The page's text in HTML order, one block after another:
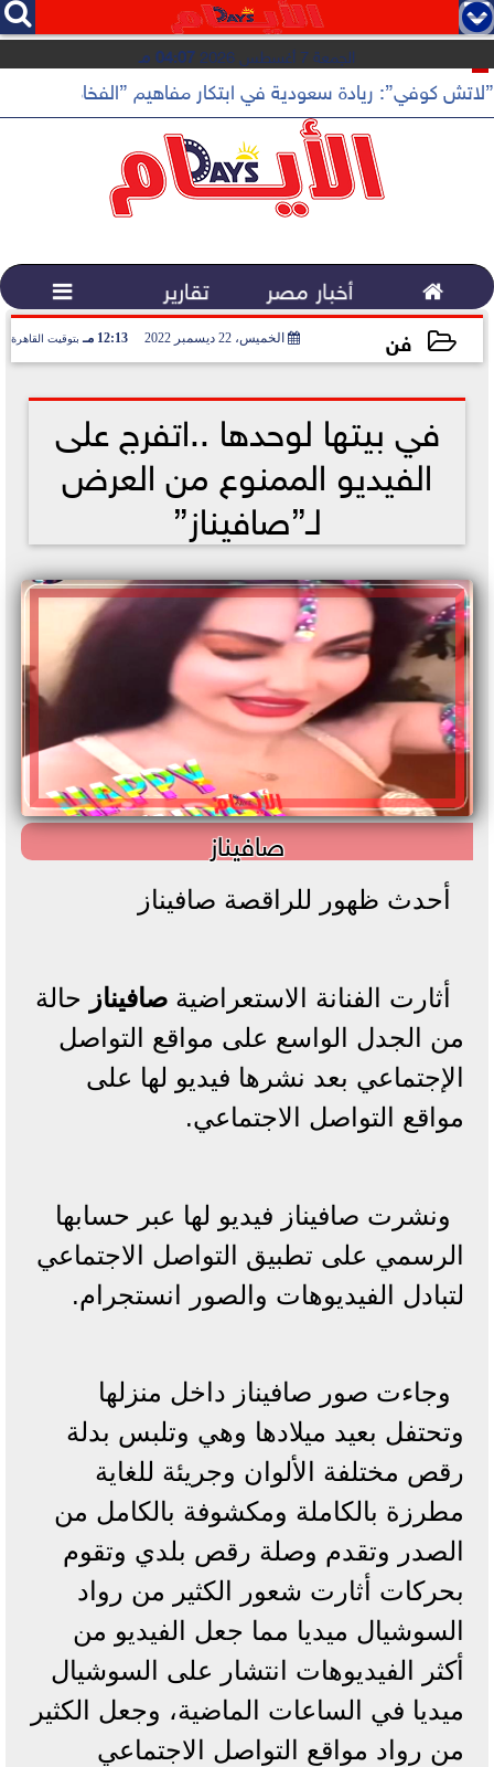
   
الجمعة 7 أغسطس 2026 04:07 مـ
”لاتش كوفي”: ريادة سعودية في ابتكار مفاهيم ”الفخامة
 أخبار مصر تقارير 
فن الخميس، 22 ديسمبر 2022 12:13 مـ بتوقيت القاهرة
في بيتها لوحدها ..اتفرج على
الفيديو الممنوع من العرض
لـ”صافيناز”
صافيناز
أحدث ظهور للراقصة صافيناز
أثارت الفنانة الاستعراضية صافيناز حالة
من الجدل الواسع على مواقع التواصل
الإجتماعي بعد نشرها فيديو لها على
مواقع التواصل الاجتماعي.
ونشرت صافيناز فيديو لها عبر حسابها
الرسمي على تطبيق التواصل الاجتماعي
لتبادل الفيديوهات والصور انستجرام.
وجاءت صور صافيناز داخل منزلها
وتحتفل بعيد ميلادها وهي وتلبس بدلة
رقص مختلفة الألوان وجريئة للغاية
مطرزة بالكاملة ومكشوفة بالكامل من
الصدر وتقدم وصلة رقص بلدي وتقوم
بحركات أثارت شعور الكثير من رواد
السوشيال ميديا مما جعل الفيديو من
أكثر الفيديوهات انتشار على السوشيال
ميديا في الساعات الماضية، وجعل الكثير
من رواد مواقع التواصل الاجتماعي